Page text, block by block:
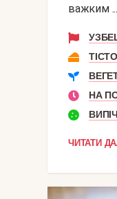
важким
ТІСТО
НА
ЧИТАТИ